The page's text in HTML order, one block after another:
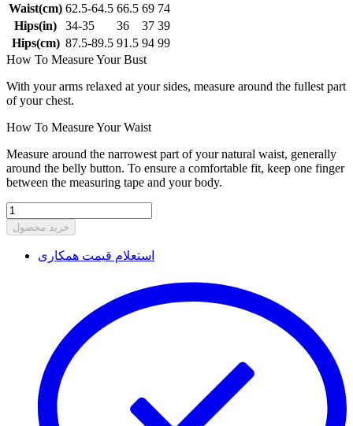
Waist(cm) 62.5-64.5 66.5 69 74
Hips(in)
34-35 36 37 39
Hips(cm) 87.5-89.5 91.5 94 99
How To Measure Your Bust
With your arms relaxed at your sides, measure around the fullest part
of your chest.
How To Measure Your Waist
Measure around the narrowest part of your natural waist, generally
around the belly button. To ensure a comfortable fit, keep one finger
between the measuring tape and your body.
خرید محصول
استعلام قیمت همکاری